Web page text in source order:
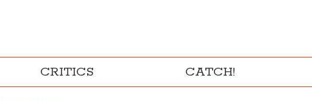
CRITICS CATCH!